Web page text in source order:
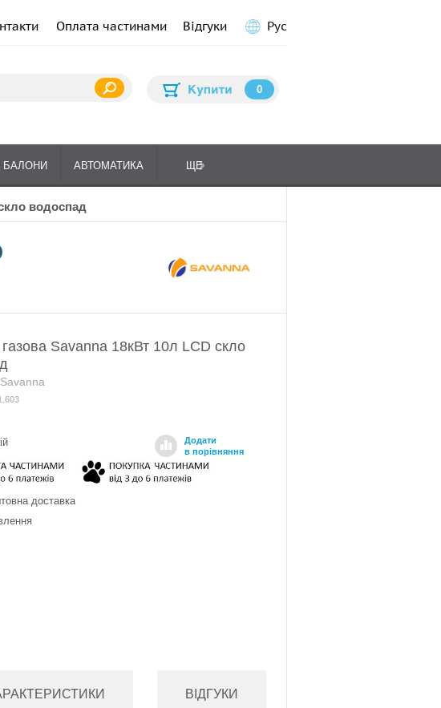
Оплата частинами Відгуки Рус
0
БАЛОНИ АВТОМАТИКА ЩЕ
водоспад
Savanna 18кВт 10л LCD скло
доставка
Додати
в порівняння
ВІДГУКИ